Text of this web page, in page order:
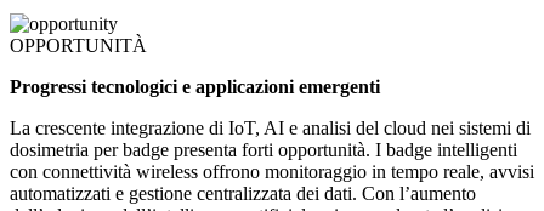
OPPORTUNITÀ
Progressi tecnologici e applicazioni emergenti
La crescente integrazione di IoT, AI e analisi del cloud nei sistemi di
dosimetria per badge presenta forti opportunità. I badge intelligenti
con connettività wireless offrono monitoraggio in tempo reale, avvisi
automatizzati e gestione centralizzata dei dati. Con l’aumento